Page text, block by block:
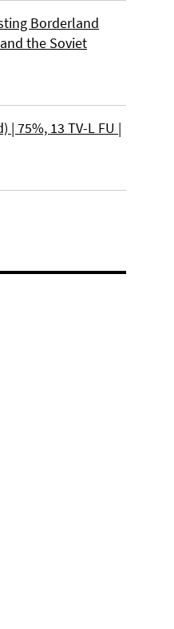
Borderland
the Soviet
75%, 13 TV-L FU |